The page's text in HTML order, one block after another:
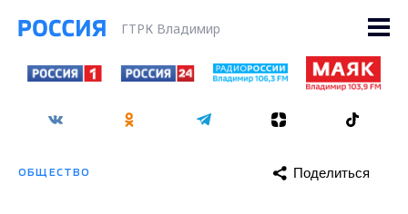
ГТРК Владимир
ОБЩЕСТВО Поделиться